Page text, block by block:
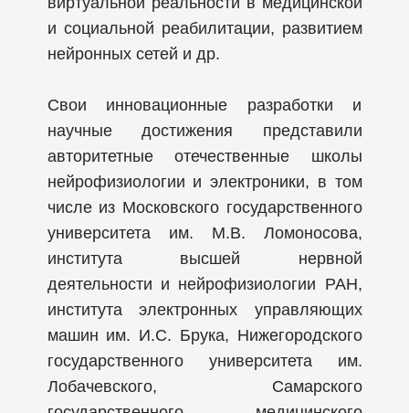
и социальной реабилитации, развитием
нейронных сетей и др.
Свои инновационные разработки и
научные достижения представили
авторитетные отечественные школы
нейрофизиологии и электроники, в том
числе из Московского государственного
университета им. М.В. Ломоносова,
института высшей нервной
деятельности и нейрофизиологии РАН,
института электронных управляющих
машин им. И.С. Брука, Нижегородского
государственного университета им.
Лобачевского, Самарского